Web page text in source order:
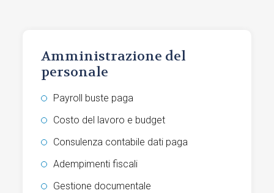
Amministrazione del
personale
Payroll buste paga
Costo del lavoro e budget
Consulenza contabile dati paga
Adempimenti fiscali
Gestione documentale